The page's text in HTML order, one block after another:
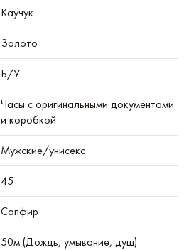
Каучук
Золото
Б/У
Часы с оригинальными документами
и коробкой
Мужские/унисекс
45
Сапфир
50м (Дождь, умывание, душ)